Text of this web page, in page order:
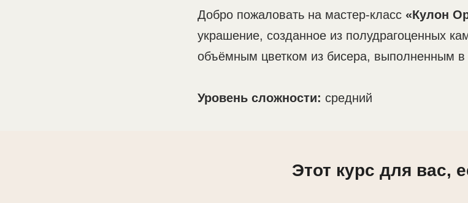
Добро пожаловать на мастер-класс «Кулон
украшение, созданное из полудрагоценных
объёмным цветком из бисера, выполненным в
Уровень сложности: средний
Этот курс для вас,